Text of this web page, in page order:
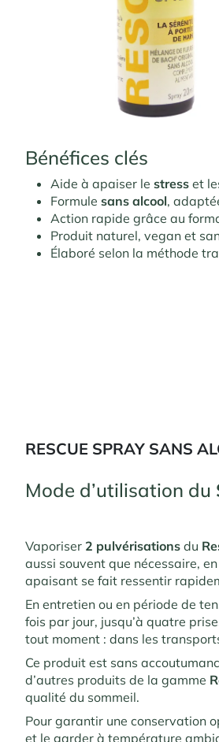
Bénéfices clés
Aide à apaiser lestress et
Formulesans alcool,
Action rapide grâce au
Produit naturel, vegan et
Élaboré selon la méthode
RESCUE SPRAY SANS
Mode d’utilisation du
Vaporiser 2 pulvérisations du
aussi souvent que nécessaire,
apaisant se fait ressentir
En entretien ou en période de
fois par jour, jusqu’à quatre
tout moment : dans les
Ce produit est sans
d’autres produits de la gamme
qualité du sommeil.
Pour garantir une conservation
et le garder à température